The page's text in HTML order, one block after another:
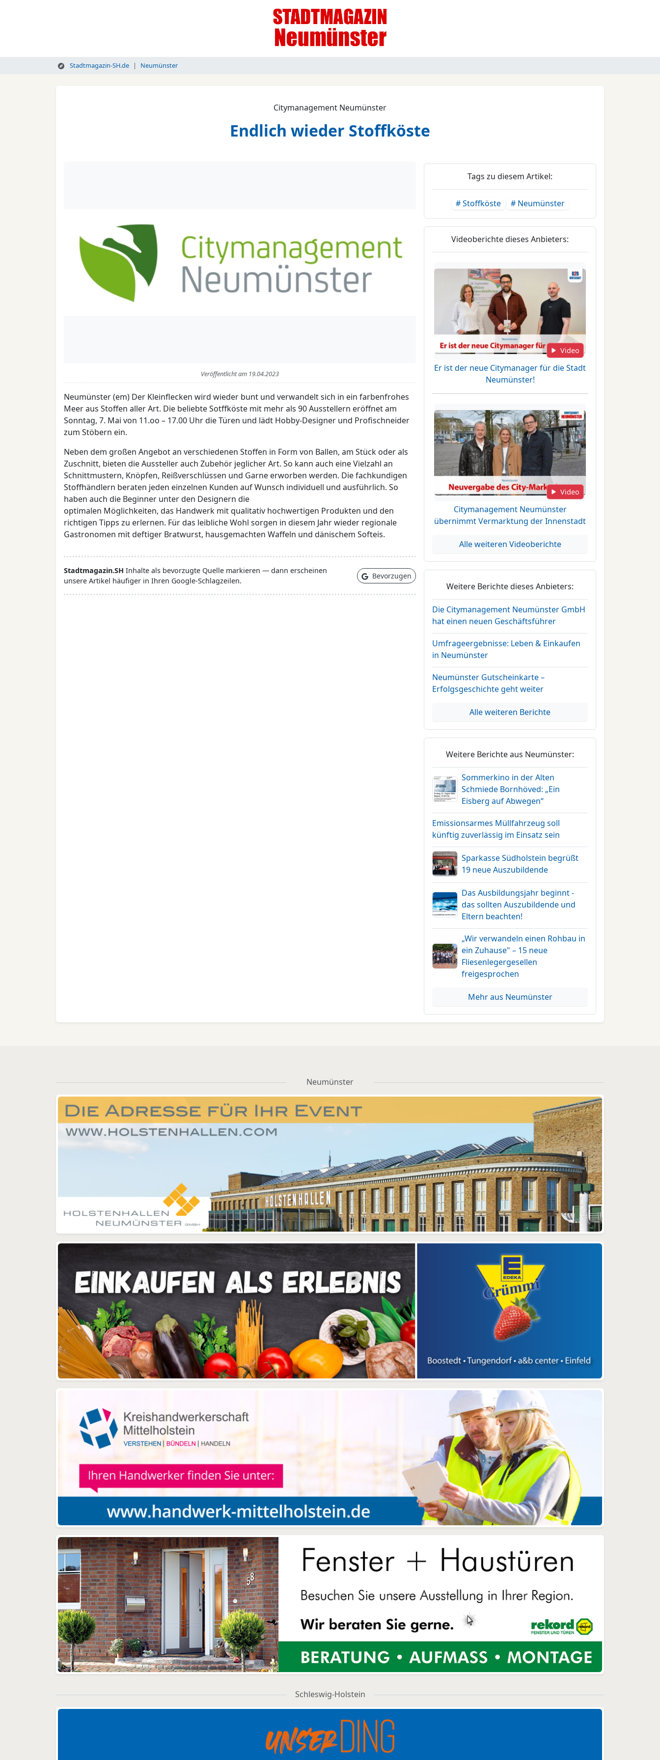
Stadtmagazin-SH.de Neumünster
Citymanagement Neumünster
Endlich wieder Stoffköste
Veröffentlicht am 19.04.2023
Neumünster (em) Der Kleinflecken wird wieder bunt und verwandelt sich in ein farbenfrohes
Meer aus Stoffen aller Art. Die beliebte Sotffköste mit mehr als 90 Ausstellern eröffnet am
Sonntag, 7. Mai von 11.oo – 17.00 Uhr die Türen und lädt Hobby-Designer und Profischneider
zum Stöbern ein.
Neben dem großen Angebot an verschiedenen Stoffen in Form von Ballen, am Stück oder als
Zuschnitt, bieten die Aussteller auch Zubehör jeglicher Art. So kann auch eine Vielzahl an
Schnittmustern, Knöpfen, Reißverschlüssen und Garne erworben werden. Die fachkundigen
Stoffhändlern beraten jeden einzelnen Kunden auf Wunsch individuell und ausführlich. So
haben auch die Beginner unter den Designern die
optimalen Möglichkeiten, das Handwerk mit qualitativ hochwertigen Produkten und den
richtigen Tipps zu erlernen. Für das leibliche Wohl sorgen in diesem Jahr wieder regionale
Gastronomen mit deftiger Bratwurst, hausgemachten Waffeln und dänischem Softeis.
Stadtmagazin.SH Inhalte als bevorzugte Quelle markieren — dann erscheinen
unsere Artikel häufiger in Ihren Google-Schlagzeilen.
Bevorzugen
Tags zu diesem Artikel:
# Stoffköste # Neumünster
Videoberichte dieses Anbieters:
Video
Er ist der neue Citymanager für die Stadt
Neumünster!
Video
Citymanagement Neumünster
übernimmt Vermarktung der Innenstadt
Alle weiteren Videoberichte
Weitere Berichte dieses Anbieters:
Die Citymanagement Neumünster GmbH
hat einen neuen Geschäftsführer
Umfrageergebnisse: Leben & Einkaufen
in Neumünster
Neumünster Gutscheinkarte –
Erfolgsgeschichte geht weiter
Alle weiteren Berichte
Weitere Berichte aus Neumünster:
Sommerkino in der Alten
Schmiede Bornhöved: „Ein
Eisberg auf Abwegen“
Emissionsarmes Müllfahrzeug soll
künftig zuverlässig im Einsatz sein
Sparkasse Südholstein begrüßt
19 neue Auszubildende
Das Ausbildungsjahr beginnt -
das sollten Auszubildende und
Eltern beachten!
„Wir verwandeln einen Rohbau in
ein Zuhause" – 15 neue
Fliesenlegergesellen
freigesprochen
Mehr aus Neumünster
Neumünster
Schleswig-Holstein